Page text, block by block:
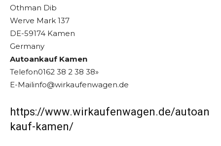
Othman Dib
Werve Mark 137
DE-59174 Kamen
Germany
Autoankauf Kamen
Telefon0162 38 2 38 38»
E-Mailinfo@wirkaufenwagen.de
https://www.wirkaufenwagen.de/autoan
kauf-kamen/